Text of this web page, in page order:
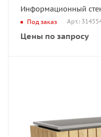
Информационный
Под заказ Арт.:
Цены по запросу